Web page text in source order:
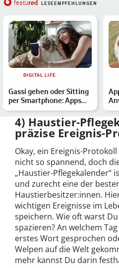
featured LESEEMPFEHLUNGEN
DIGITAL LIFE
Gassi gehen oder Sitting
per Smartphone: Apps
für Hundehalter:inn…
4) Haustier-
präzise Ereignis-
Okay, ein Ereignis-
nicht so spannend, doch
„Haustier-Pflegekalender“
und zurecht eine der
Haustierbesitzer:innen.
wichtigen Ereignisse im
speichern. Wie oft warst
spazieren? An welchem
erstes Wort gesprochen
Welpen auf die Welt
mehr kannst Du darin